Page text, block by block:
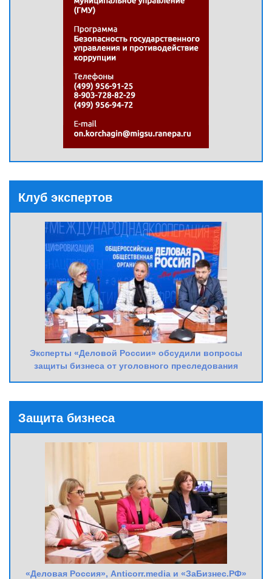
Клуб экспертов
Эксперты «Деловой России» обсудили вопросы
защиты бизнеса от уголовного преследования
Защита бизнеса
«Деловая Россия», Anticorr.media и «ЗаБизнес.РФ»